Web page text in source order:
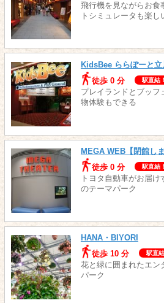
飛行機を見ながらお食
トシミュレータも楽し
KidsBee ららぽーと立
徒歩 0 分
駅直結！
プレイランドとブッフ
物体験もできる
MEGA WEB【閉館しま
徒歩 0 分
駅直結！
トヨタ自動車がお届
のテーマパーク
HANA・BIYORI
徒歩 10 分
駅直結
花と緑に囲まれたエン
パーク